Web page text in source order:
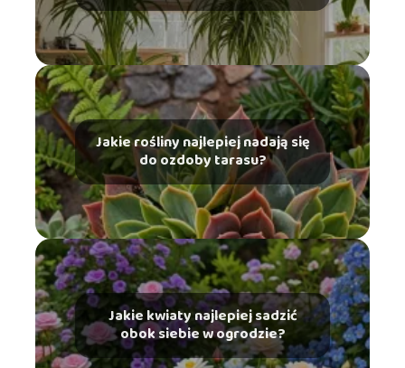
Jakie rośliny najlepiej nadają się
do ozdoby tarasu?
Jakie kwiaty najlepiej sadzić
obok siebie w ogrodzie?